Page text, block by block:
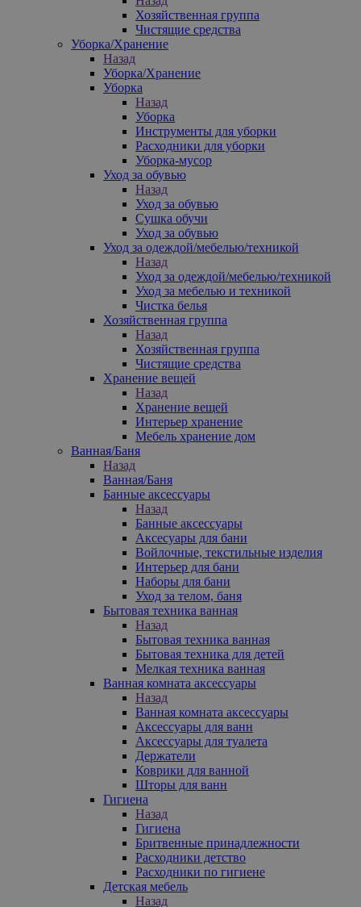
Хозяйственная группа
Чистящие средства
Уборка/Хранение
Назад
Уборка/Хранение
Уборка
Назад
Уборка
Инструменты для уборки
Расходники для уборки
Уборка-мусор
Уход за обувью
Назад
Уход за обувью
Сушка обучи
Уход за обувью
Уход за одеждой/мебелью/техникой
Назад
Уход за одеждой/мебелью/техникой
Уход за мебелью и техникой
Чистка белья
Хозяйственная группа
Назад
Хозяйственная группа
Чистящие средства
Хранение вещей
Назад
Хранение вещей
Интерьер хранение
Мебель хранение дом
Ванная/Баня
Назад
Ванная/Баня
Банные аксессуары
Назад
Банные аксессуары
Аксесуары для бани
Войлочные, текстильные изделия
Интерьер для бани
Наборы для бани
Уход за телом, баня
Бытовая техника ванная
Назад
Бытовая техника ванная
Бытовая техника для детей
Мелкая техника ванная
Ванная комната аксессуары
Назад
Ванная комната аксессуары
Аксессуары для ванн
Аксессуары для туалета
Держатели
Коврики для ванной
Шторы для ванн
Гигиена
Назад
Гигиена
Бритвенные принадлежности
Расходники детство
Расходники по гигиене
Детская мебель
Назад